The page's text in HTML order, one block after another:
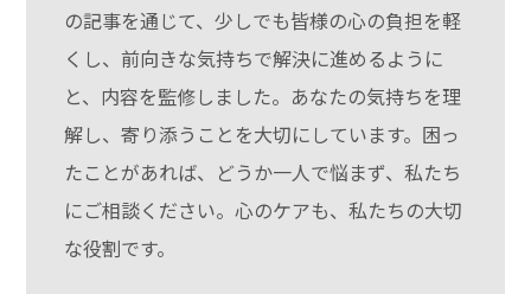
の記事を通じて、少しでも皆様の心の負担を軽
くし、前向きな気持ちで解決に進めるように
と、内容を監修しました。あなたの気持ちを理
解し、寄り添うことを大切にしています。困っ
たことがあれば、どうか一人で悩まず、私たち
にご相談ください。心のケアも、私たちの大切
な役割です。